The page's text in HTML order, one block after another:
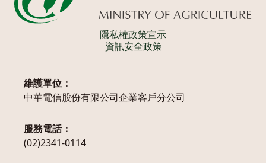
隱私權政策宣示
資訊安全政策
維護單位：
中華電信股份有限公司企業客戶分公司
服務電話：
(02)2341-0114